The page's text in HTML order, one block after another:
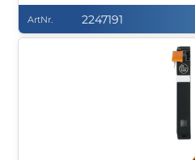
ArtNr. 2247191